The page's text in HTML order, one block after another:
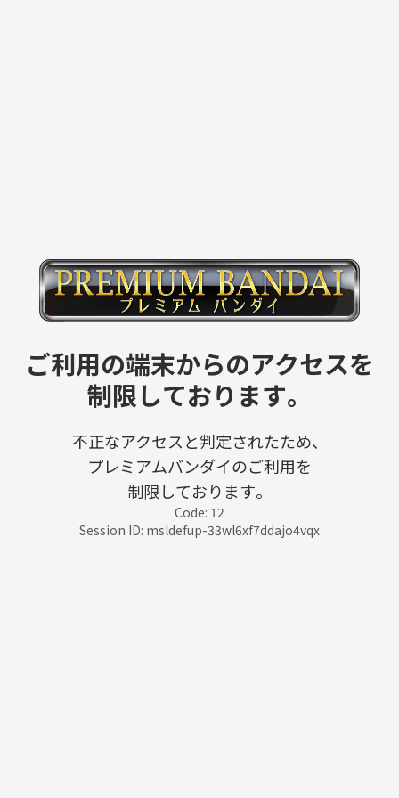
ご利用の端末からのアクセスを
制限しております。
不正なアクセスと判定されたため、
プレミアムバンダイのご利用を
制限しております。
Code: 12
Session ID: msldefup-33wl6xf7ddajo4vqx